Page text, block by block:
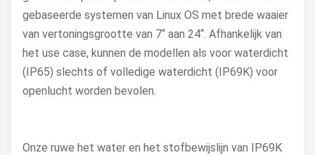
gebaseerde systemen van Linux OS met brede waaier
van vertoningsgrootte van 7“ aan 24“. Afhankelijk van
het use case, kunnen de modellen als voor waterdicht
(IP65) slechts of volledige waterdicht (IP69K) voor
openlucht worden bevolen.
Onze ruwe het water en het stofbewijslijn van IP69K